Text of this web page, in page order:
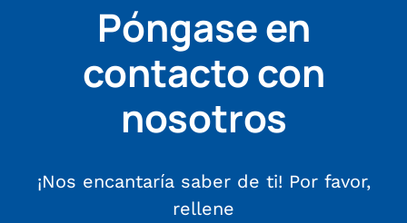
Póngase en
contacto con
nosotros
¡Nos encantaría saber de ti! Por favor,
rellene